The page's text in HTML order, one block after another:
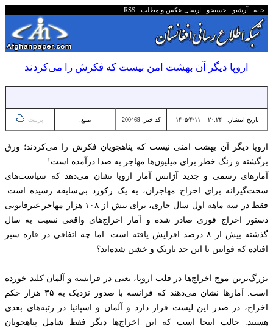
خانه آرشیو جستجو ارسال عکس و مطلب RSS
اروپا دیگر آن بهشت امن نیست که فکرش را می‌کردند
تاریخ انتشار:۲۰:۲۴ ۱۴۰۵/۴/۱۱ کد خبر: 200469 منبع: پرینت
اروپا دیگر آن بهشت امنی نیست که پناهجویان فکرش را می‌کردند؛ ورق
برگشته و زنگ خطر برای میلیون‌ها مهاجر به صدا درآمده است!
آمارهای رسمی و جدید آژانس آمار اروپا نشان می‌دهد که سیاست‌های
سخت‌گیرانه برای اخراج مهاجران، به یک رکورد بی‌سابقه رسیده است.
فقط در سه ماهه اول سال جاری، برای بیش از ۱۰۸ هزار مهاجر غیرقانونی
دستور اخراج فوری صادر شده و آمار اخراج‌های واقعی نسبت به سال
گذشته بیش از ۸ درصد افزایش یافته است. اما چه اتفاقی در قاره سبز
افتاده که قوانین تا این حد تاریک و خشن شده‌اند؟
بزرگ‌ترین موج اخراج‌ها در قلب اروپا، یعنی در فرانسه و آلمان کلید خورده
است. آمارها نشان می‌دهند که فرانسه با صدور نزدیک به ۳۵ هزار حکم
اخراج، در صدر این لیست قرار دارد و آلمان و اسپانیا در رتبه‌های بعدی
هستند. جالب اینجا است که این اخراج‌ها دیگر فقط شامل پناهجویان